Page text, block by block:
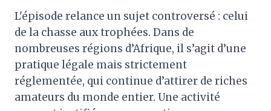
L'épisode relance un sujet controversé : celui
de la chasse aux trophées. Dans de
nombreuses régions d’Afrique, il s’agit d’une
pratique légale mais strictement
réglementée, qui continue d’attirer de riches
amateurs du monde entier. Une activité